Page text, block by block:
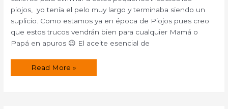
piojos, yo tenía el pelo muy largo y terminaba siendo un
suplicio. Como estamos ya en época de Piojos pues creo
que estos trucos vendrán bien para cualquier Mamá o
Papá en apuros 😉 El aceite esencial de
Piojos
Read More »